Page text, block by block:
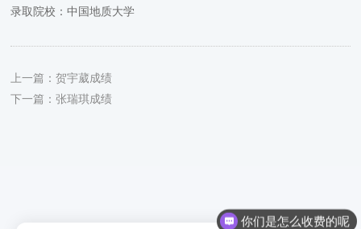
录取院校：中国地质大学
上一篇：贺宇葳成绩
下一篇：张瑞琪成绩
你们是怎么收费的呢